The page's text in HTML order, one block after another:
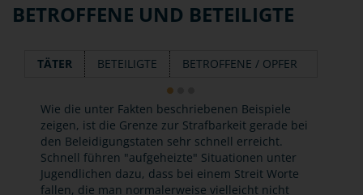
BETROFFENE UND BETEILIGTE
TÄTER BETEILIGTE BETROFFENE / OPFER
Wie die unter Fakten beschriebenen Beispiele
zeigen, ist die Grenze zur Strafbarkeit gerade bei
den Beleidigungstaten sehr schnell erreicht.
Schnell führen "aufgeheizte" Situationen unter
Jugendlichen dazu, dass bei einem Streit Worte
fallen, die man normalerweise vielleicht nicht